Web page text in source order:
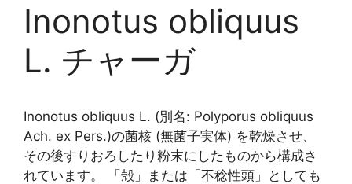
Inonotus obliquus
L. チャーガ
Inonotus obliquus L. (別名: Polyporus obliquus
Ach. ex Pers.)の菌核 (無菌子実体) を乾燥させ、
その後すりおろしたり粉末にしたものから構成さ
れています。 「殻」または「不稔性頭」としても